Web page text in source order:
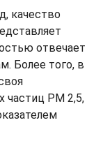
качество
отвечает
Более того, в
частиц РМ 2,5,